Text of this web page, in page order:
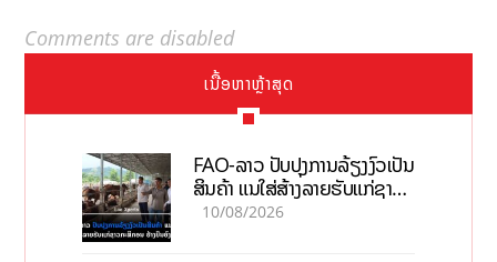
Comments are disabled
ເນື້ອຫາຫຼ້າສຸດ
FAO-ລາວ ປັບປຸງການລ້ຽງງົວເປັນ
ສິນຄ້າ ແນໃສ່ສ້າງລາຍຮັບແກ່ຊາວ
ກະສິກອນຢ່າງຍືນຍົງ
10/08/2026